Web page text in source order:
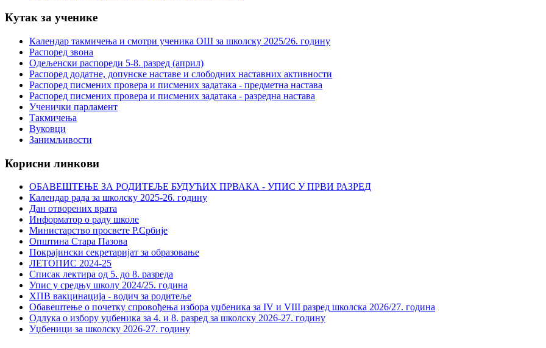
Кутак за ученике
Календар такмичења и смотри ученика ОШ за школску 2025/26. годину
Распоред звона
Одељенски распореди 5-8. разред (април)
Распоред додатне, допунске наставе и слободних наставних активности
Распоред писмених провера и писмених задатака - предметна настава
Распоред писмених провера и писмених задатака - разредна настава
Ученички парламент
Такмичења
Вуковци
Занимљивости
Корисни линкови
ОБАВЕШТЕЊЕ ЗА РОДИТЕЉЕ БУДУЋИХ ПРВАКА - УПИС У ПРВИ РАЗРЕД
Календар рада за школску 2025-26. годину
Дан отворених врата
Информатор о раду школе
Министарство просвете Р.Србије
Општина Стара Пазова
Покрајински секретаријат за образовање
ЛЕТОПИС 2024-25
Списак лектира од 5. до 8. разреда
Упис у средњу школу 2024/25. година
ХПВ вакцинација - водич за родитеље
Обавештење о почетку спровођења избора уџбеника за IV и VIII разред школска 2026/27. година
Одлука о избору уџбеника за 4. и 8. разред за школску 2026-27. годину
Уџбеници за школску 2026-27. годину